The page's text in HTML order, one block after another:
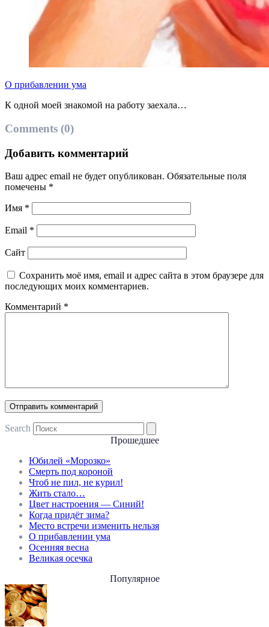
О прибавлении ума
К одной моей знакомой на работу заехала…
Comments (0)
Добавить комментарий
Ваш адрес email не будет опубликован. Обязательные поля
помечены *
Имя *
Email *
Сайт
Сохранить моё имя, email и адрес сайта в этом браузере для
последующих моих комментариев.
Комментарий *
Search
Прошедшее
Юбилей «Морозко»
Смерть под короной
Чтоб не пил, не курил!
Жить стало…
Цвет настроения — Синий!
Когда придёт зима?
Место встречи изменить нельзя
О прибавлении ума
Осенняя весна
Великая осечка
Популярное